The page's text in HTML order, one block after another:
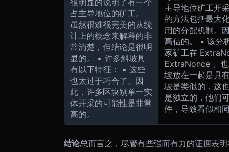
占主导地位的矿工。
虽然很难很完美的从统
计上的概念来解释的非
常清楚，但结论是很明
显的。 • 许多斜坡具
有以下特征： • 这些
也太过于巧合了。因
此，许多区块别单一实
体开采的可能性是非常
高的。
主导地位矿工开
的方法包括最大
用的分配机制。
高估的。 • 该分
家矿工在
ExtraNonce 。
坡放在一起是具
坡是类似的，这
是独立的，他们
件，导致看似相同
结论总而言之，尽管有些强而有力的证据表